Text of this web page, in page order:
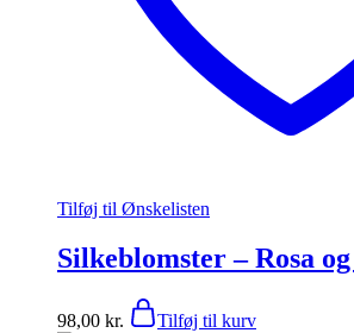
Tilføj til Ønskelisten
Silkeblomster – Rosa
98,00 kr. Tilføj til kurv